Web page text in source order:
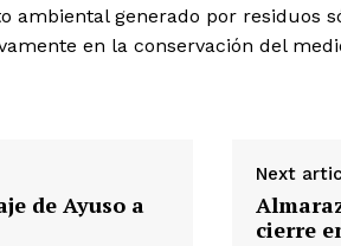
ambiental generado por residuos
en la conservación del
de Ayuso a
Next
cierre